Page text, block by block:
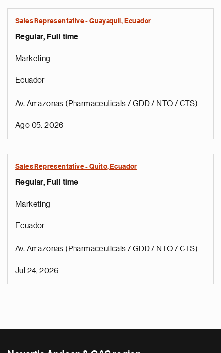
Sales Representative - Guayaquil, Ecuador
Regular, Full time
Marketing
Ecuador
Av. Amazonas (Pharmaceuticals / GDD / NTO / CTS)
Ago 05, 2026
Sales Representative - Quito, Ecuador
Regular, Full time
Marketing
Ecuador
Av. Amazonas (Pharmaceuticals / GDD / NTO / CTS)
Jul 24, 2026